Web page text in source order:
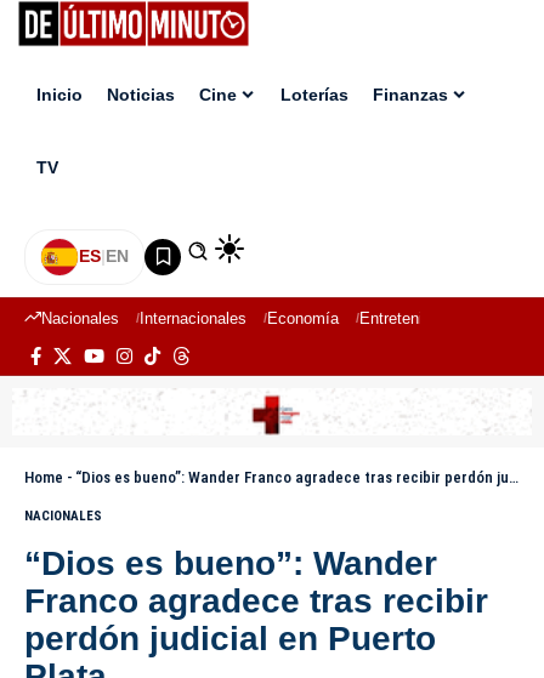
Inicio Noticias Cine Loterías Finanzas
TV
ES|EN
Nacionales Internacionales Economía Entretenimiento
Home - “Dios es bueno”: Wander Franco agradece tras recibir perdón judicial en Puerto Plata
NACIONALES
“Dios es bueno”: Wander
Franco agradece tras recibir
perdón judicial en Puerto